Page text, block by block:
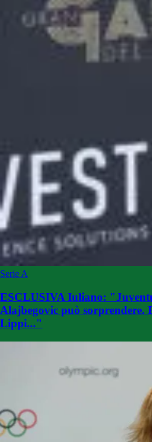
Serie A
ESCLUSIVA Iuliano:
Alajbegovic può sorprendere.
Lippi..."